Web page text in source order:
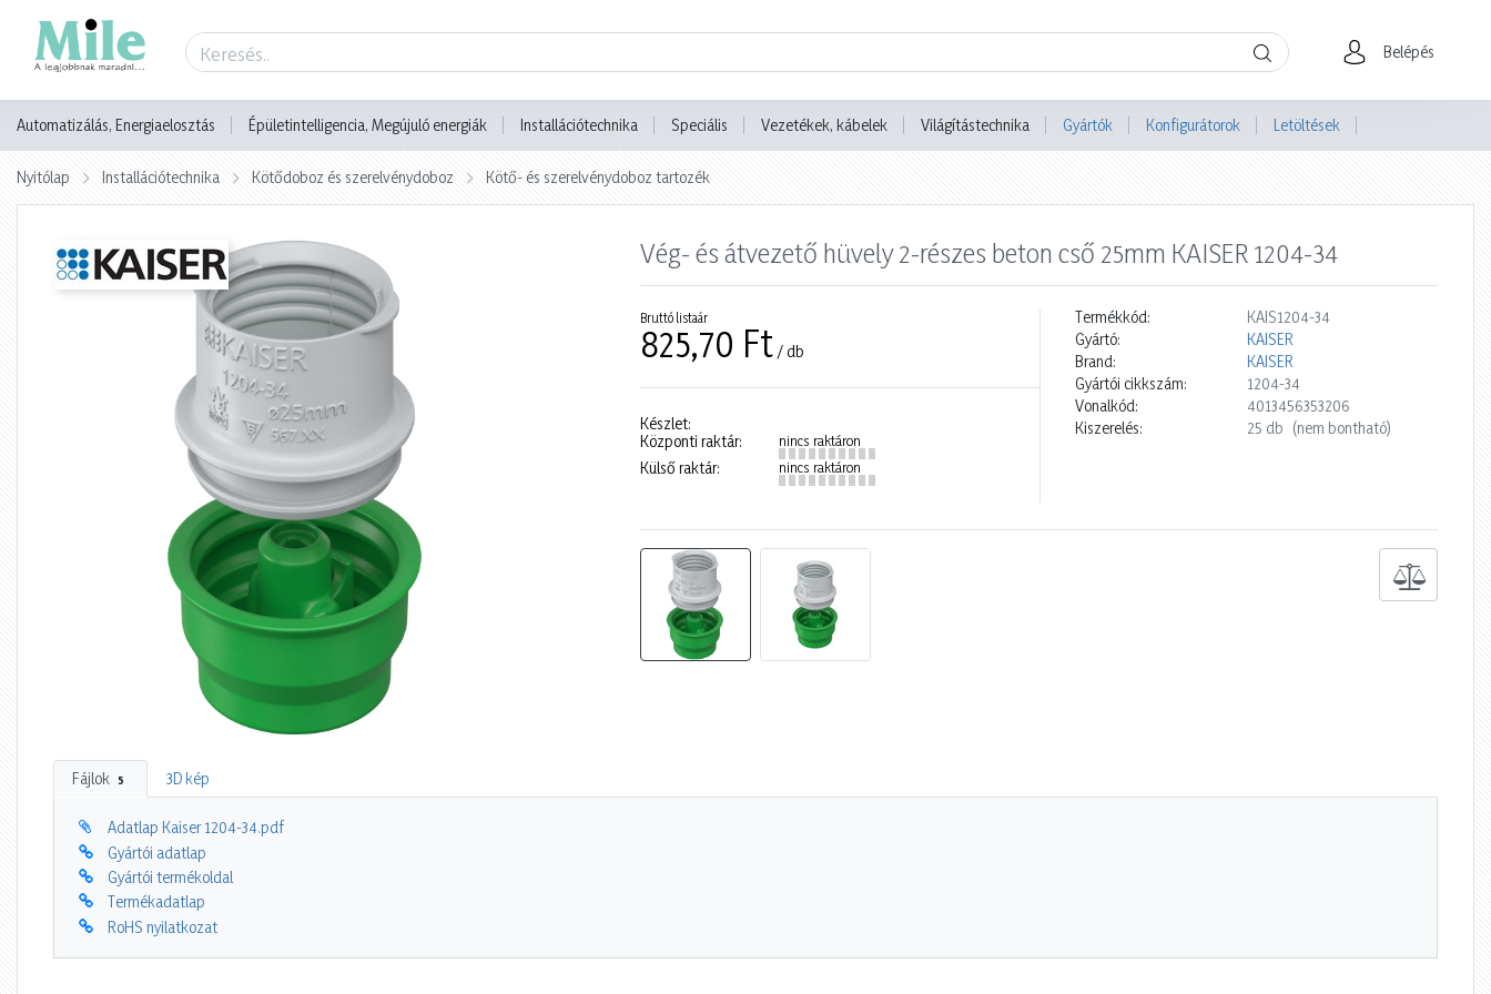
Belépés
Automatizálás, Energiaelosztás Épületintelligencia, Megújuló energiák Installációtechnika Speciális Vezetékek, kábelek Világítástechnika Gyártók Konfigurátorok Letöltések
Nyitólap Installációtechnika Kötődoboz és szerelvénydoboz Kötő- és szerelvénydoboz tartozék
Vég- és átvezető hüvely 2-részes beton cső 25mm KAISER 1204-34
Bruttó listaár
825,70 Ft / db
Készlet:
Központi raktár:
nincs raktáron
Külső raktár: nincs raktáron
Termékkód:
KAIS1204-34
Gyártó:
KAISER
Brand:
KAISER
Gyártói cikkszám:
1204-34
Vonalkód:
4013456353206
Kiszerelés:
25 db (nem bontható)
Fájlok 5 3D kép
Adatlap Kaiser 1204-34.pdf
Gyártói adatlap
Gyártói termékoldal
Termékadatlap
RoHS nyilatkozat
Termék adatlap